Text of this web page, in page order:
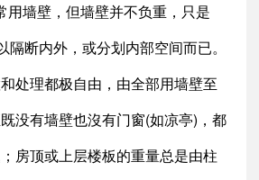
用墙壁，但墙壁并不负重，只是
隔断内外，或分划内部空间而已。
处理都极自由，由全部用墙壁至
没有墙壁也沒有门窗(如凉亭)，都
房顶或上层楼板的重量总是由柱